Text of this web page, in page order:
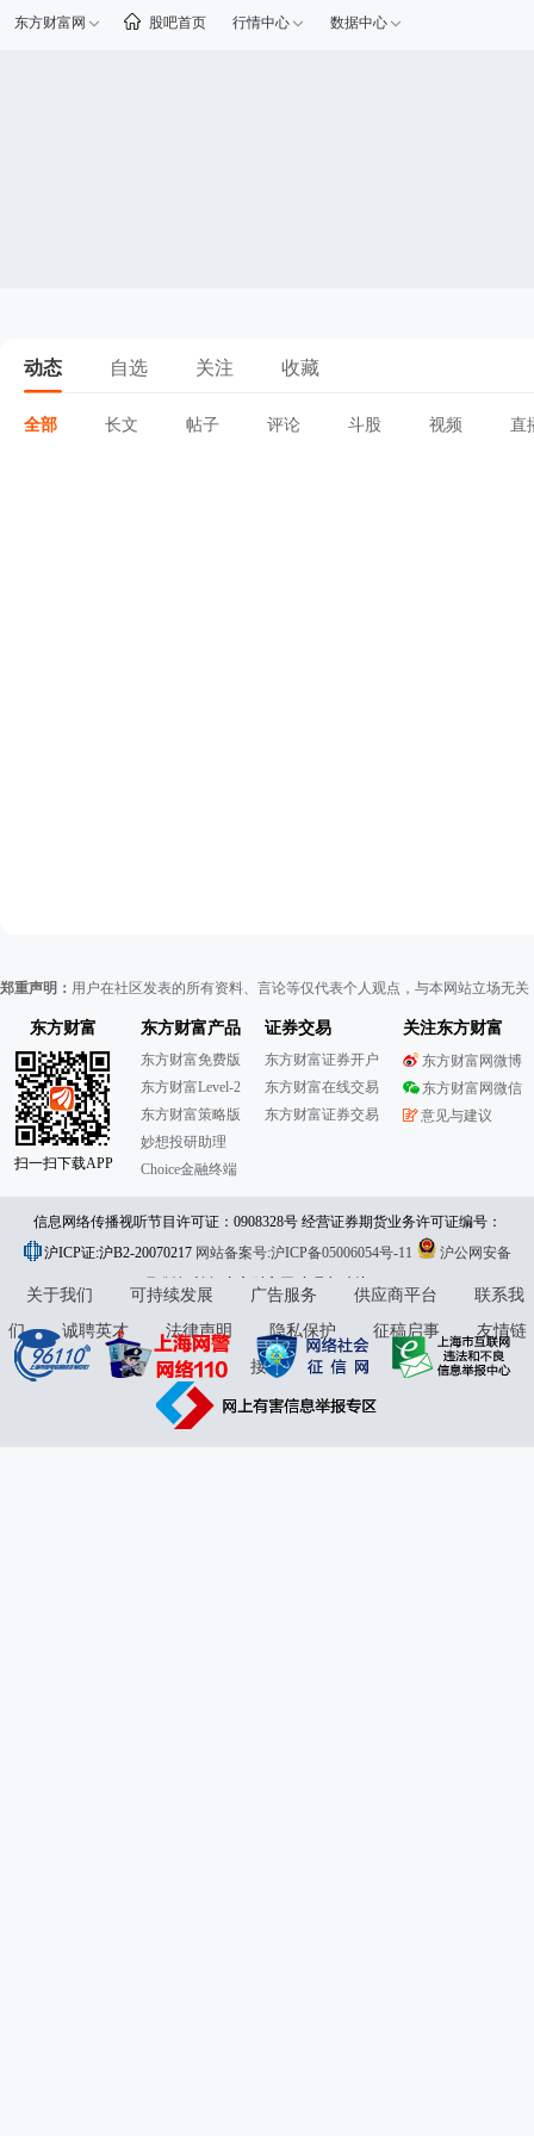
东方财富网 股吧首页 行情中心 数据中心
动态 自选 关注 收藏
全部 长文 帖子 评论 斗股 视频 直
郑重声明： 用户在社区发表的所有资料、言论等仅代表个人观点，与本网站立场无
东方财富
扫一扫下载APP
东方财富产品
东方财富免费版
东方财富Level-2
东方财富策略版
妙想投研助理
Choice金融终端
证券交易
东方财富证券开户
东方财富在线交易
东方财富证券交易
关注东方财富
东方财富网微博
东方财富网微信
意见与建议
信息网络传播视听节目许可证：0908328号 经营证券期货业务许可证编号：
913101046312860336 违法和不良信息举报:021-61278686 举报邮箱：
jubao@eastmoney.com
沪ICP证:沪B2-20070217 网站备案号:沪ICP备05006054号-11
沪公网安备
31010402000120号版权所有:东方财富网意见与建议:4000300059/952500
关于我们 可持续发展 广告服务 供应商平台
联系我
们
诚聘英才 法律声明 隐私保护 征稿启事
友情链
接